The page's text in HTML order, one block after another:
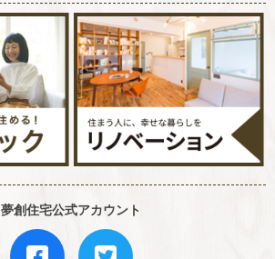
夢創住宅公式アカウント